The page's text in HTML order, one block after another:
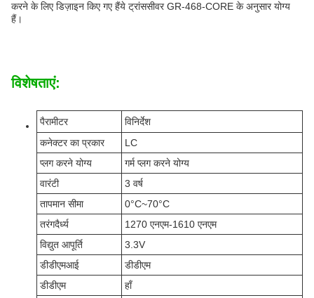
करने के लिए डिज़ाइन किए गए हैंये ट्रांससीवर GR-468-CORE के अनुसार योग्य
हैं।
विशेषताएं:
पैरामीटर
विनिर्देश
कनेक्टर का प्रकार
LC
प्लग करने योग्य
गर्म प्लग करने योग्य
वारंटी
3 वर्ष
तापमान सीमा
0°C~70°C
तरंगदैर्ध्य
1270 एनएम-1610 एनएम
विद्युत आपूर्ति
3.3V
डीडीएमआई
डीडीएम
डीडीएम
हाँ